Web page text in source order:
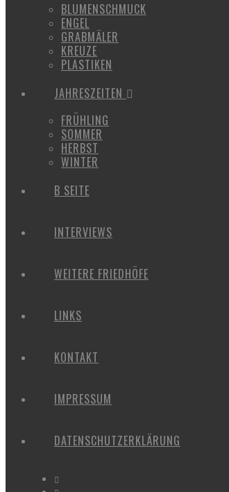
BLUMENSCHMUCK
ENGEL
GRABMÄLER
KREUZE
PLASTIKEN
JAHRESZEITEN
FRÜHLING
SOMMER
HERBST
WINTER
B SEITE
INTERVIEWS
WEITERE FRIEDHÖFE
LINKS
KONTAKT
IMPRESSUM
DATENSCHUTZERKLÄRUNG